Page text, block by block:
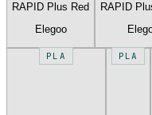
RAPID Plus Red
Elegoo
RAPID
PLA PLA